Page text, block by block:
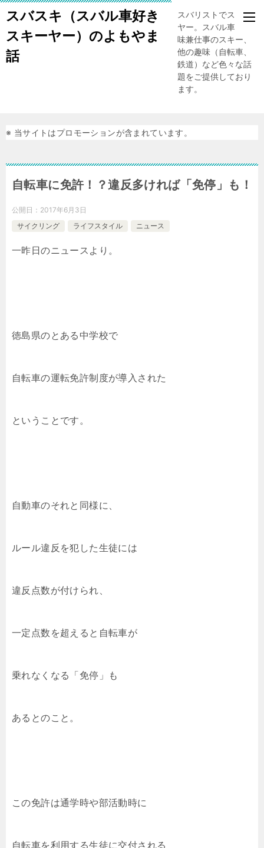
スバスキ（スバル車好き
スキーヤー）のよもやま
話
スバリストでスキー
ヤー。スバル車、趣
味兼仕事のスキー、
他の趣味（自転車、
鉄道）など色々な話
題をご提供しており
ます。
※ 当サイトはプロモーションが含まれています。
自転車に免許！？違反多ければ「免停」も！
公開日： 2017年6月3日
サイクリング
ライフスタイル ニュース
一昨日のニュースより。
徳島県のとある中学校で
自転車の運転免許制度が導入された
ということです。
自動車のそれと同様に、
ルール違反を犯した生徒には
違反点数が付けられ、
一定点数を超えると自転車が
乗れなくなる「免停」も
あるとのこと。
この免許は通学時や部活動時に
自転車を利用する生徒に交付される